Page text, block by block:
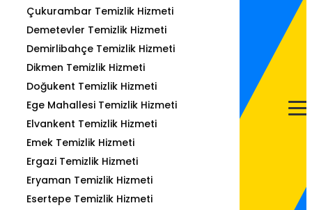
Çukurambar Temizlik Hizmeti
Demetevler Temizlik Hizmeti
Demirlibahçe Temizlik Hizmeti
Dikmen Temizlik Hizmeti
Doğukent Temizlik Hizmeti
Ege Mahallesi Temizlik Hizmeti
Elvankent Temizlik Hizmeti
Emek Temizlik Hizmeti
Ergazi Temizlik Hizmeti
Eryaman Temizlik Hizmeti
Esertepe Temizlik Hizmeti